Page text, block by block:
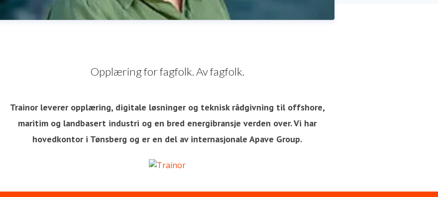
+47 90875544
Opplæring for fagfolk. Av fagfolk.
Trainor leverer opplæring, digitale løsninger og teknisk rådgivning til offshore,
maritim og landbasert industri og en bred energibransje verden over. Vi har
hovedkontor i Tønsberg og er en del av internasjonale Apave Group.